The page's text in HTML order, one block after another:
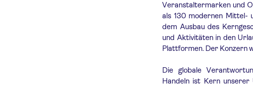
Veranstaltermarken und
als 130 modernen Mittel-
dem Ausbau des
und Aktivitäten in den
Plattformen. Der Konzern
Die globale
Handeln ist Kern unserer